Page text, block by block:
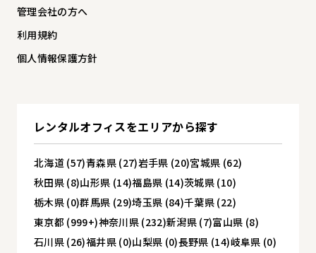
管理会社の方へ
利用規約
個人情報保護方針
レンタルオフィスをエリアから探す
北海道 (57)青森県 (27)岩手県 (20)宮城県 (62)
秋田県 (8)山形県 (14)福島県 (14)茨城県 (10)
栃木県 (0)群馬県 (29)埼玉県 (84)千葉県 (22)
東京都 (999+)神奈川県 (232)新潟県 (7)富山県 (8)
石川県 (26)福井県 (0)山梨県 (0)長野県 (14)岐阜県 (0)